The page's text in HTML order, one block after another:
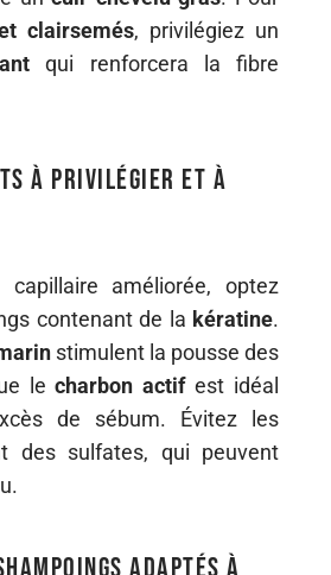
des shampoings pour
homme répondent à des
liés aux
uncuir chevelu gras
. Pour
clairsemés , privilégiez un
qui renforcera la fibre
à privilégier et à